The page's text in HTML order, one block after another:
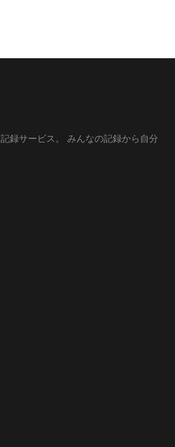
録サービス。
みんなの記録から自分